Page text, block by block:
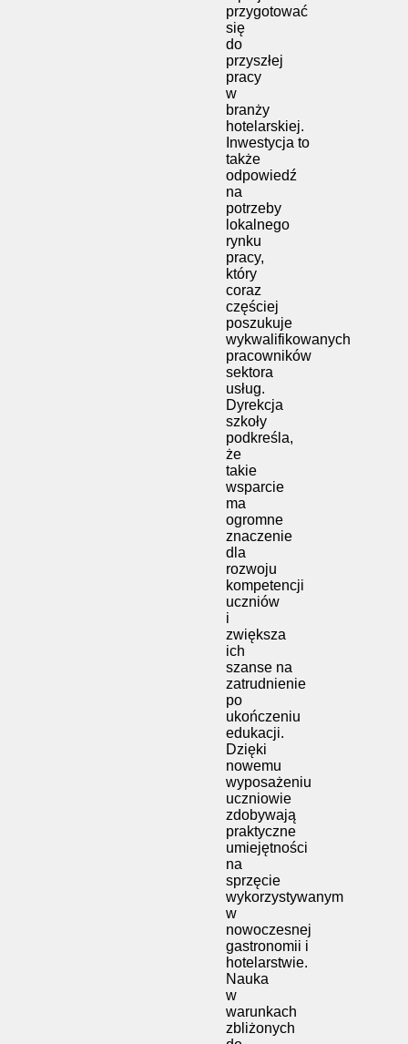
przygotować
się
do
przyszłej
pracy
w
branży
hotelarskiej.
Inwestycja to
także
odpowiedź
na
potrzeby
lokalnego
rynku
pracy,
który
coraz
częściej
poszukuje
wykwalifikowanych
pracowników
sektora
usług.
Dyrekcja
szkoły
podkreśla,
że
takie
wsparcie
ma
ogromne
znaczenie
dla
rozwoju
kompetencji
uczniów
i
zwiększa
ich
szanse na
zatrudnienie
po
ukończeniu
edukacji.
Dzięki
nowemu
wyposażeniu
uczniowie
zdobywają
praktyczne
umiejętności
na
sprzęcie
wykorzystywanym
w
nowoczesnej
gastronomii i
hotelarstwie.
Nauka
w
warunkach
zbliżonych